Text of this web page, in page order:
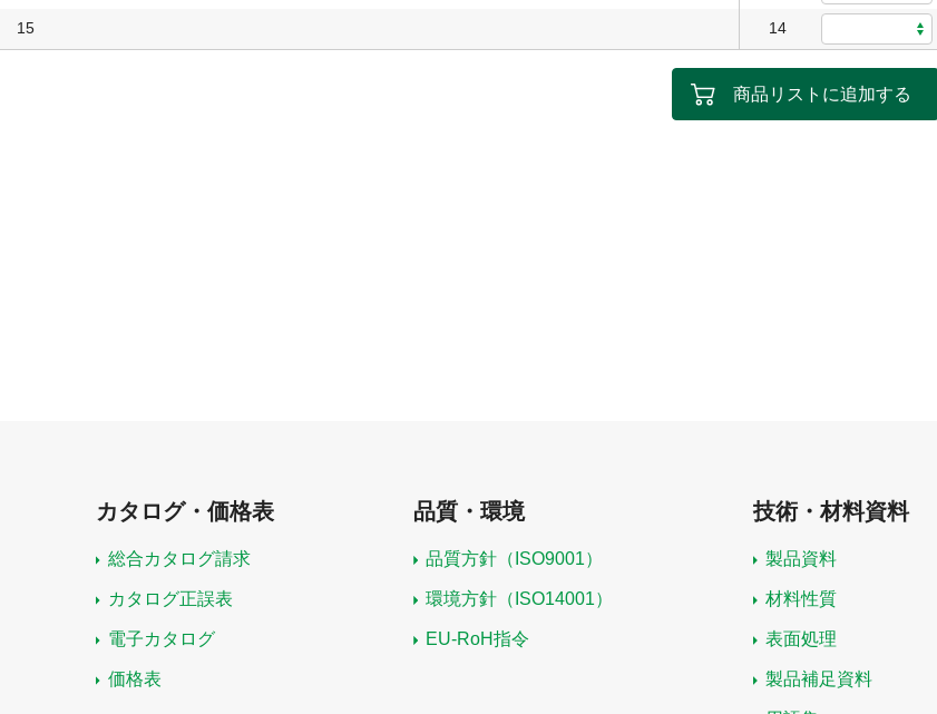
15 14
商品リストに追加する
カタログ・価格表
総合カタログ請求
カタログ正誤表
電子カタログ
価格表
品質・環境
品質方針（ISO9001）
環境方針（ISO14001）
EU-RoH指令
技術・材料資料
製品資料
材料性質
表面処理
製品補足資料